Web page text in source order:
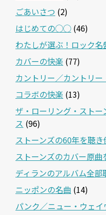
ごあいさつ (2)
はじめての◯◯ (46)
わたしが選ぶ！ロック名
カバーの快楽 (77)
カントリー／カントリー
コラボの快楽 (13)
ザ・ローリング・スト
ス (96)
ストーンズの60年を聴き
ストーンズのカバー原曲
ディランのアルバム全部
ニッポンの名曲 (14)
パンク／ニュー・ウェイ